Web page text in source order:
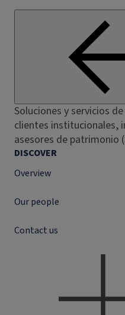
Soluciones y servicios
clientes institucionales,
asesores de patrimonio
DISCOVER
Overview
Our people
Contact us